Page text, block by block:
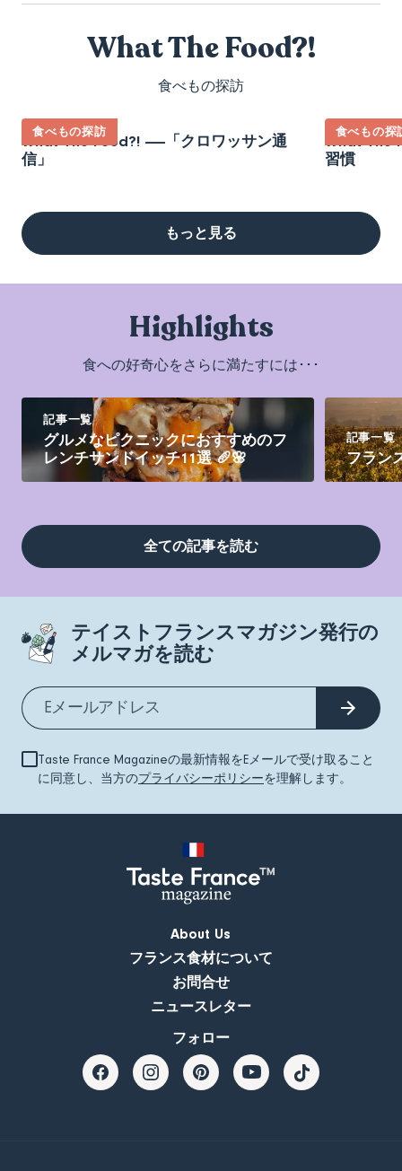
What The Food?!
食べもの探訪
食べもの探訪
What The Food?! ――「クロワッサン通
信」
食べもの探
What The
習慣
もっと見る
Highlights
食への好奇心をさらに満たすには･･･
記事一覧
グルメなピクニックにおすすめのフ
レンチサンドイッチ11選 🥖🌸
記事一覧
フラン
全ての記事を読む
テイストフランスマガジン発行の
メルマガを読む
Taste France Magazineの最新情報をEメールで受け取ること
に同意し、当方のプライバシーポリシーを理解します。
About Us
フランス食材について
お問合せ
ニュースレター
フォロー